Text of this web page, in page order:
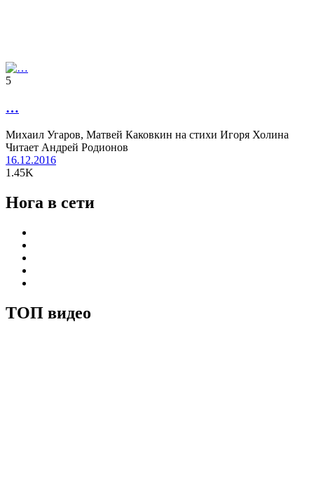
5
…
Михаил Угаров, Матвей Каковкин на стихи Игоря Холина
Читает Андрей Родионов
16.12.2016
1.45K
Нога в сети
ТОП видео